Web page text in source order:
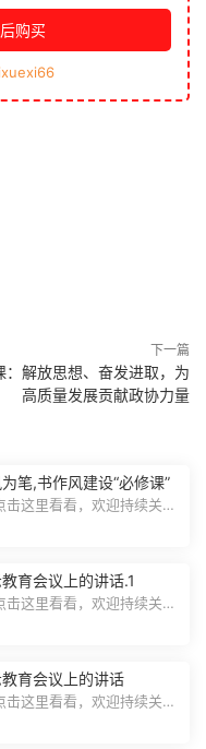
购买
下一篇
：解放思想、奋发进取，为
高质量发展贡献政协力量
笔,书作风建设“必修课”
击这里看看，欢迎持续关
览结束，本文...
育会议上的讲话.1
击这里看看，欢迎持续关
览结束，本文...
育会议上的讲话
击这里看看，欢迎持续关
览结束，本文...